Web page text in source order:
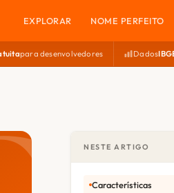
EXPLORAR NOME PERFEITO
para desenvolvedores Dados
NESTE ARTIGO
Características